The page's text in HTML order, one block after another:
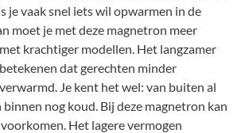
je vaak snel iets wil opwarmen in de
moet je met deze magnetron meer
krachtiger modellen. Het langzamer
dat gerechten minder
Je kent het wel: van buiten al
binnen nog koud. Bij deze magnetron kan
Het lagere vermogen